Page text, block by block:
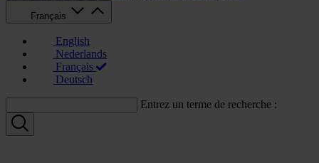
Français
English
Nederlands
Français
Deutsch
Entrez un terme de recherche :